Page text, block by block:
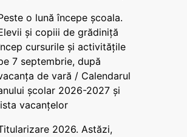
o lună începe școala.
și copiii de grădiniță
cursurile și activitățile
7 septembrie, după
de vară / Calendarul
școlar 2026-2027 și
vacanțelor
2026. Astăzi,